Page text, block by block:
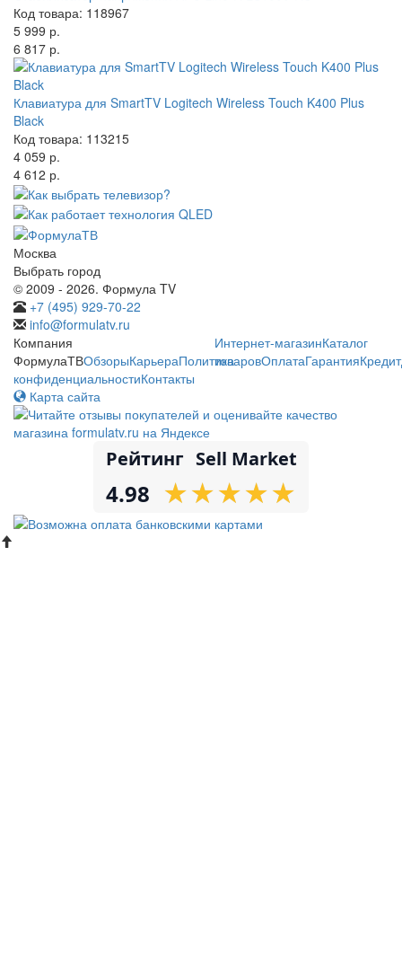
Код товара: 118967
5 999 р.
6 817 р.
Клавиатура для SmartTV Logitech Wireless Touch K400 Plus
Black
Код товара: 113215
4 059 р.
4 612 р.
Москва
Выбрать город
© 2009 - 2026. Формула TV
+7 (495) 929-70-22
info@formulatv.ru
Компания
ФормулаТВОбзорыКарьераПолитика
конфиденциальностиКонтакты
Интернет-магазинКаталог
товаровОплатаГарантияКредит
Карта сайта
Рейтинг Sell Market
4.98 ★
★★
★★
★★
★★
★